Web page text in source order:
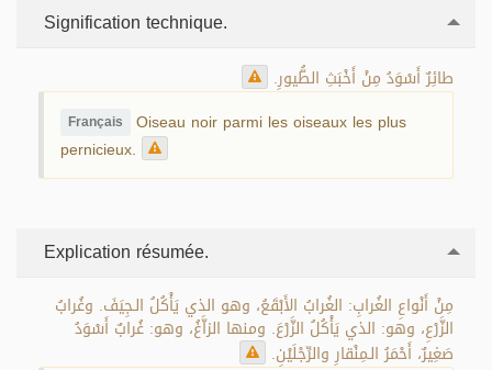
Signification technique.
طائِرٌ أَسْوَدُ مِنْ أَخْبَثِ الطُّيورِ.
Français Oiseau noir parmi les oiseaux les plus
pernicieux.
Explication résumée.
مِنْ أَنْواعِ الغُرابِ: الغُرابُ الأَبْقَعُ، وهو الذي يَأْكُلُ الـجِيَفَ. وغُرابُ
الزَّرْعِ، وهو: الذي يَأْكُلُ الزَّرْعَ. ومنها الزاَّغُ، وهو: غُرابٌ أَسْوَدُ
صَغِيرٌ، أَحْمَرُ الـمِنْقارِ والرِّجْلَيْنِ.